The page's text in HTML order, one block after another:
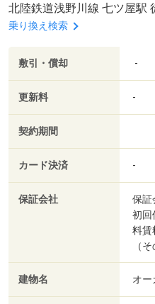
北陸鉄道浅野川線 七ツ屋駅
乗り換え検索
敷引・償却 -
更新料 -
契約期間
カード決済 -
保証会社
保証
初回
料賃
（
建物名 オー